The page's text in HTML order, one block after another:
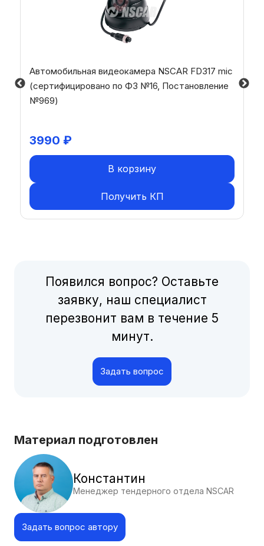
Автомобильная видеокамера NSCAR FD317 mic
(сертифицировано по ФЗ №16, Постановление
№969)
3990 ₽
В корзину
Получить КП
Появился вопрос? Оставьте
заявку, наш специалист
перезвонит вам в течение 5
минут.
Задать вопрос
Материал подготовлен
Константин
Менеджер тендерного отдела NSCAR
Задать вопрос автору